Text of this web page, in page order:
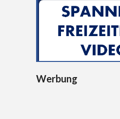
Werbung